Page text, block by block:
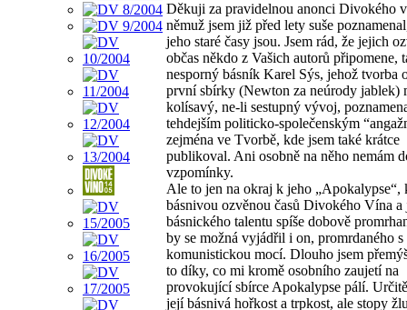
Děkuji za pravidelnou anonci Divokého
němuž jsem již před lety suše
jeho staré časy jsou. Jsem rád, že jejich
občas někdo z Vašich autorů připomene,
nesporný básník Karel Sýs, jehož tvorba
první sbírky (Newton za neúrody jablek)
kolísavý, ne-li sestupný vývoj,
tehdejším politicko-společenským
zejména ve Tvorbě, kde jsem také krátce
publikoval. Ani osobně na něho nemám
vzpomínky.
Ale to jen na okraj k jeho „Apokalypse“,
básnivou ozvěnou časů Divokého Vína a
básnického talentu spíše dobově
by se možná vyjádřil i on, promrdaného s
komunistickou mocí. Dlouho jsem
to díky, co mi kromě osobního zaujetí na
provokující sbírce Apokalypse pálí.
její básnivá hořkost a trpkost, ale stopy